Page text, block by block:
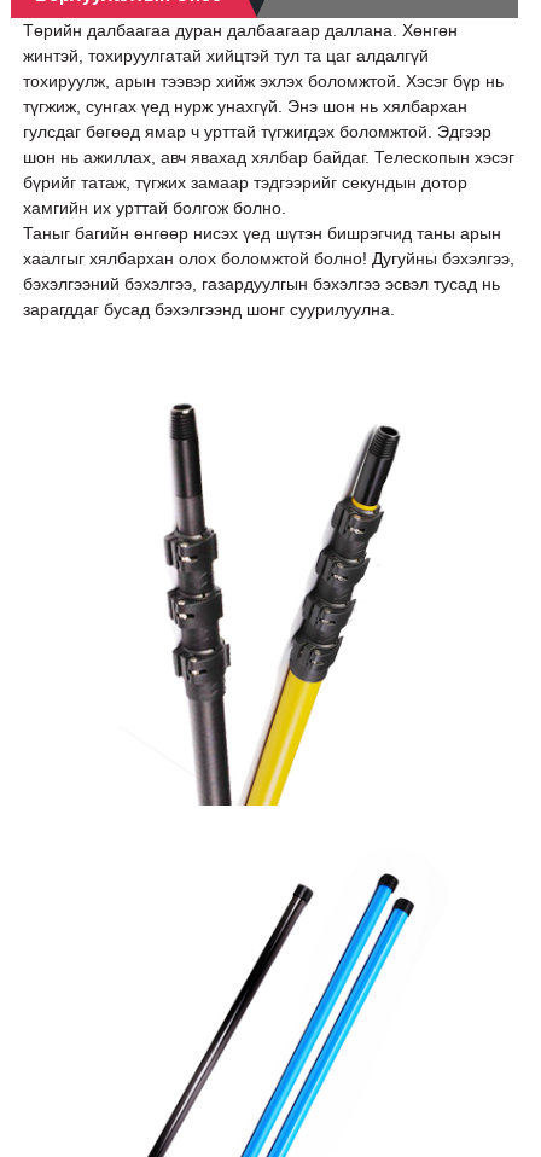
Төрийн далбаагаа дуран далбаагаар даллана. Хөнгөн
жинтэй, тохируулгатай хийцтэй тул та цаг алдалгүй
тохируулж, арын тээвэр хийж эхлэх боломжтой. Хэсэг бүр нь
түгжиж, сунгах үед нурж унахгүй. Энэ шон нь хялбархан
гулсдаг бөгөөд ямар ч урттай түгжигдэх боломжтой. Эдгээр
шон нь ажиллах, авч явахад хялбар байдаг. Телескопын хэсэг
бүрийг татаж, түгжих замаар тэдгээрийг секундын дотор
хамгийн их урттай болгож болно.
Таныг багийн өнгөөр ​​нисэх үед шүтэн бишрэгчид таны арын
хаалгыг хялбархан олох боломжтой болно! Дугуйны бэхэлгээ,
бэхэлгээний бэхэлгээ, газардуулгын бэхэлгээ эсвэл тусад нь
зарагддаг бусад бэхэлгээнд шонг суурилуулна.